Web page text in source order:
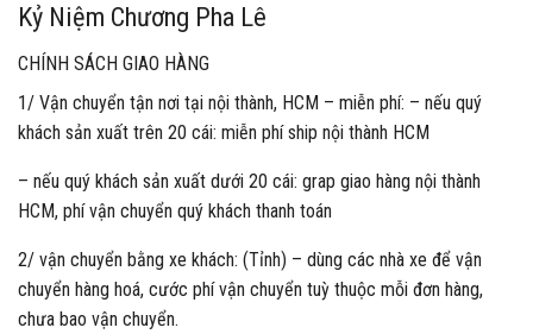
Kỷ Niệm Chương Pha Lê
CHÍNH SÁCH GIAO HÀNG
1/ Vận chuyển tận nơi tại nội thành, HCM – miễn phí: – nếu quý
khách sản xuất trên 20 cái: miễn phí ship nội thành HCM
– nếu quý khách sản xuất dưới 20 cái: grap giao hàng nội thành
HCM, phí vận chuyển quý khách thanh toán
2/ vận chuyển bằng xe khách: (Tỉnh) – dùng các nhà xe để vận
chuyển hàng hoá, cước phí vận chuyển tuỳ thuộc mỗi đơn hàng,
chưa bao vận chuyển.